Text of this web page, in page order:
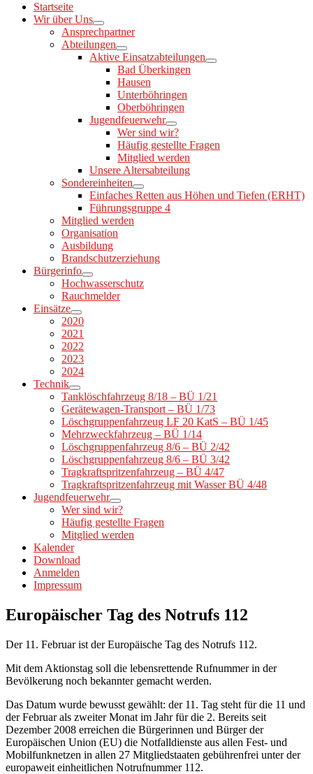
Startseite
Wir über Uns
Ansprechpartner
Abteilungen
Aktive Einsatzabteilungen
Bad Überkingen
Hausen
Unterböhringen
Oberböhringen
Jugendfeuerwehr
Wer sind wir?
Häufig gestellte Fragen
Mitglied werden
Unsere Altersabteilung
Sondereinheiten
Einfaches Retten aus Höhen und Tiefen (ERHT)
Führungsgruppe 4
Mitglied werden
Organisation
Ausbildung
Brandschutzerziehung
Bürgerinfo
Hochwasserschutz
Rauchmelder
Einsätze
2020
2021
2022
2023
2024
Technik
Tanklöschfahrzeug 8/18 – BÜ 1/21
Gerätewagen-Transport – BÜ 1/73
Löschgruppenfahrzeug LF 20 KatS – BÜ 1/45
Mehrzweckfahrzeug – BÜ 1/14
Löschgruppenfahrzeug 8/6 – BÜ 2/42
Löschgruppenfahrzeug 8/6 – BÜ 3/42
Tragkraftspritzenfahrzeug – BÜ 4/47
Tragkraftspritzenfahrzeug mit Wasser BÜ 4/48
Jugendfeuerwehr
Wer sind wir?
Häufig gestellte Fragen
Mitglied werden
Kalender
Download
Anmelden
Impressum
Europäischer Tag des Notrufs 112
Der 11. Februar ist der Europäische Tag des Notrufs 112.
Mit dem Aktionstag soll die lebensrettende Rufnummer in der
Bevölkerung noch bekannter gemacht werden.
Das Datum wurde bewusst gewählt: der 11. Tag steht für die 11 und
der Februar als zweiter Monat im Jahr für die 2. Bereits seit
Dezember 2008 erreichen die Bürgerinnen und Bürger der
Europäischen Union (EU) die Notfalldienste aus allen Fest- und
Mobilfunknetzen in allen 27 Mitgliedstaaten gebührenfrei unter der
europaweit einheitlichen Notrufnummer 112.